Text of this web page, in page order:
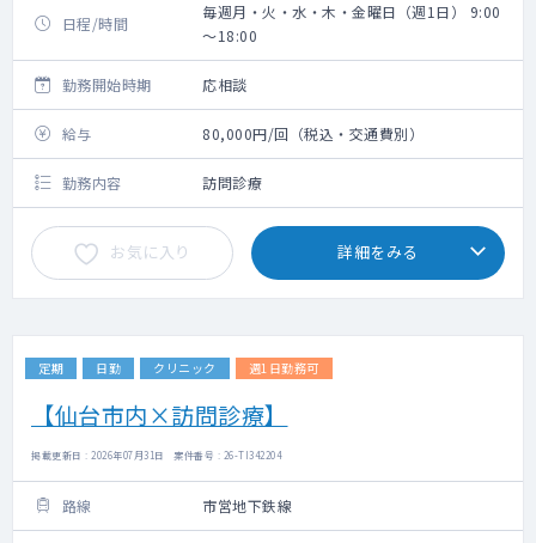
日程/時間
毎週月・火・水・木・金曜日（週1日） 9:00
～18:00
勤務開始時期 応相談
給与 80,000円/回（税込・交通費別）
勤務内容 訪問診療
お気に入り 詳細をみる
定期 日勤 クリニック 週1日勤務可
【仙台市内×訪問診療】
掲載更新日 : 2026年07月31日 案件番号 : 26-TI342204
路線 市営地下鉄線